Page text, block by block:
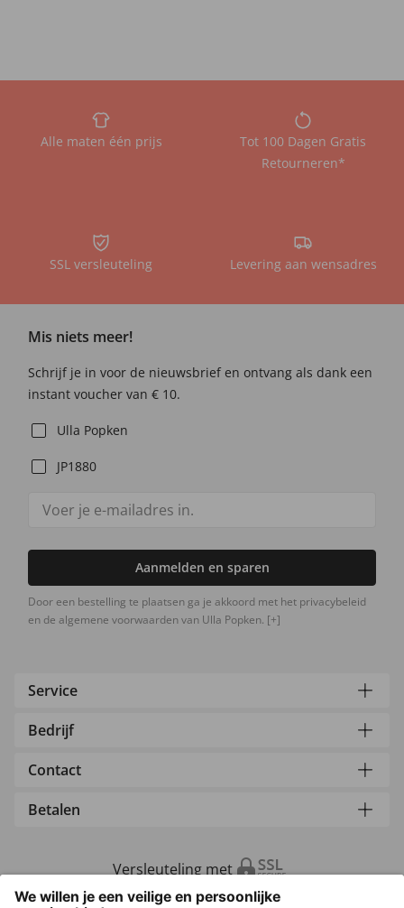
Alle maten één prijs
Tot 100 Dagen Gratis
Retourneren*
SSL versleuteling Levering aan wensadres
Mis niets meer!
Schrijf je in voor de nieuwsbrief en ontvang als dank een
instant voucher van € 10.
Ulla Popken
JP1880
Aanmelden en sparen
Door een bestelling te plaatsen ga je akkoord met het privacybeleid
en de algemene voorwaarden van Ulla Popken. [+]
Service
Bedrijf
Contact
Betalen
Versleuteling met